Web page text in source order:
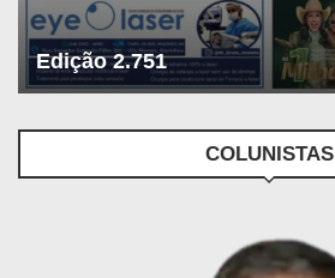
Edição 2.751
COLUNISTAS